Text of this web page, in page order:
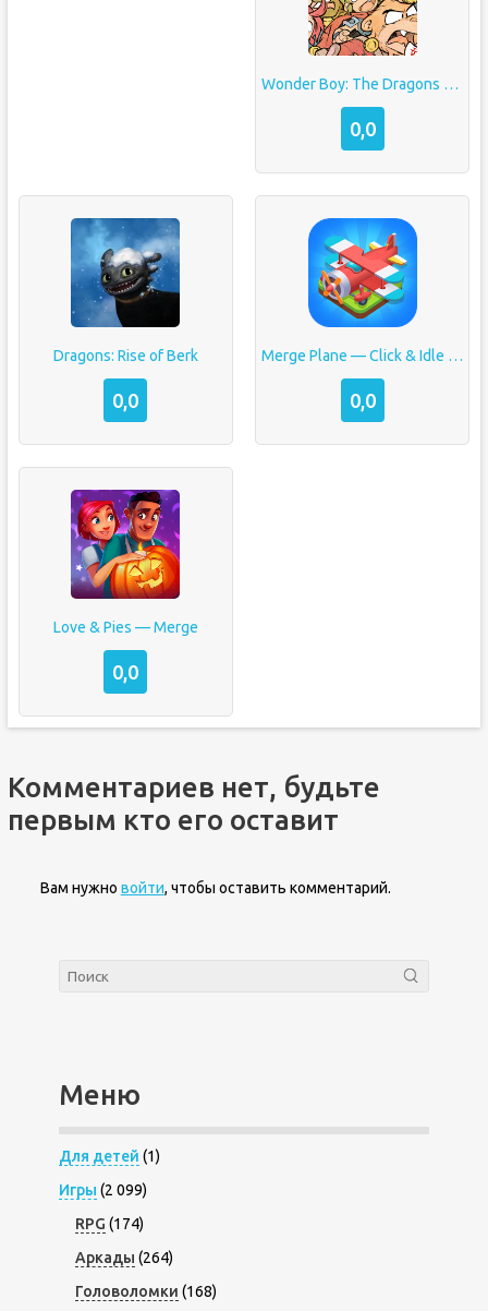
Wonder Boy: The Dragons Trap
0,0
Dragons: Rise of Berk
0,0
Merge Plane — Click & Idle Tycoon
0,0
Love & Pies — Merge
0,0
Комментариев нет, будьте
первым кто его оставит
Вам нужно войти, чтобы оставить комментарий.
Меню
Для детей (1)
Игры (2 099)
RPG (174)
Аркады (264)
Головоломки (168)